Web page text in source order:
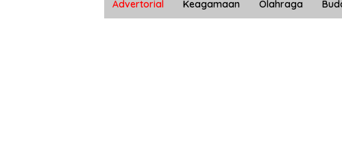
Advertorial Keagamaan Olahraga